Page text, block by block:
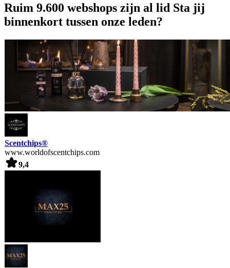
Ruim 9.600 webshops zijn al lid Sta jij
binnenkort tussen onze leden?
Scentchips®
www.worldofscentchips.com
9,4